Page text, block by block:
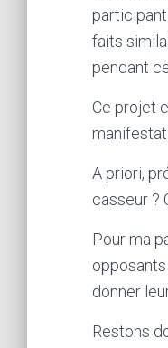
faits
pendant
Ce projet
A priori,
casseur ?
Pour ma
donner
Restons